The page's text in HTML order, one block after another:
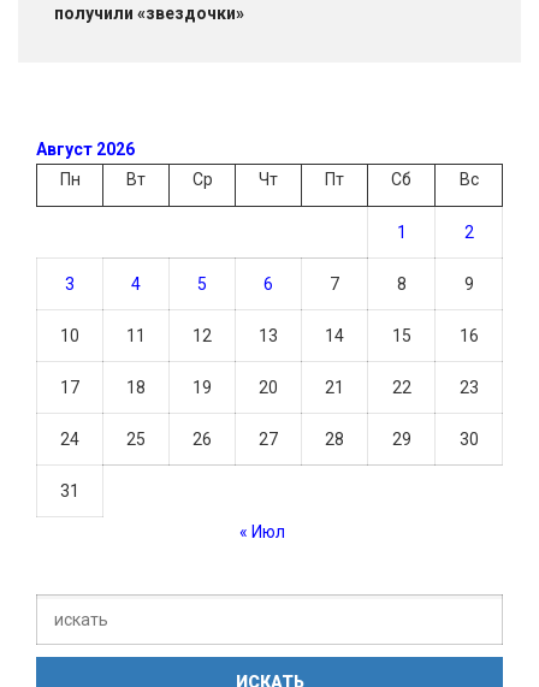
получили «звездочки»
Август 2026
Пн
Вт Ср Чт Пт Сб Вс
1 2
3 4 5 6 7 8 9
10 11 12 13 14 15 16
17 18 19 20 21 22 23
24 25 26 27 28 29 30
31
« Июл